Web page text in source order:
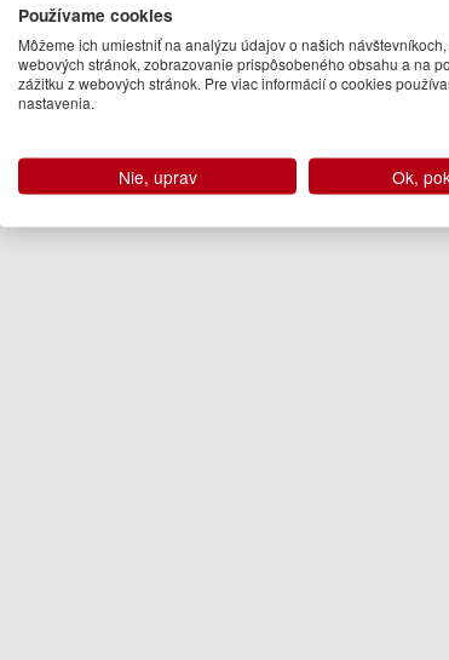
Turistickí sprievodcovia
Používame cookies
Môžeme ich umiestniť na analýzu údajov o našich
webových stránok, zobrazovanie prispôsobeného obsahu a na
zážitku z webových stránok. Pre viac informácií o cookies
nastavenia.
Nie, uprav Ok,